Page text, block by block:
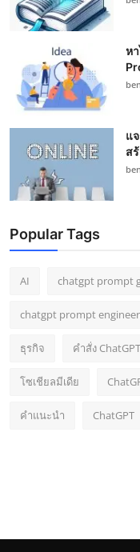
ห
แ
ส
Popular Tags
AI chatgpt prompt
chatgpt prompt
ธุรกิจ คำสั่ง
โซเชียลมีเดีย
คำแนะนำ ChatGPT